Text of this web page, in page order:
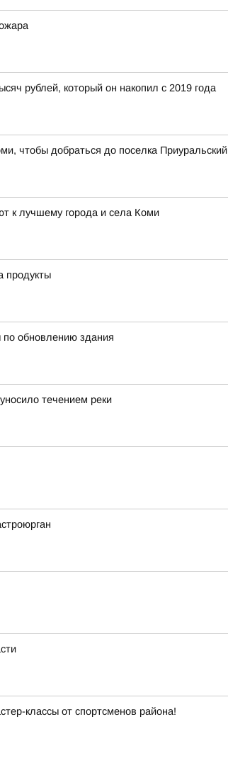
рублей, который он накопил с 2019 года
чтобы добраться до поселка Приуральский
к лучшему города и села Коми
продукты
обновлению здания
течением реки
классы от спортсменов района!